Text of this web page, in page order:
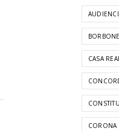
CASA
CORONA